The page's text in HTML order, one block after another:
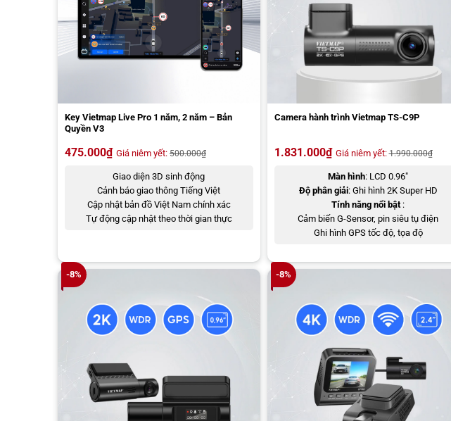
Key Vietmap Live Pro 1 năm, 2 năm – Bản
Quyền V3
475.000₫ Giá niêm yết: 500.000₫
Giao diện 3D sinh động
Cảnh báo giao thông Tiếng Việt
Cập nhật bản đồ Việt Nam chính xác
Tự động cập nhật theo thời gian thực
Camera hành trình Vietmap TS-C9P
1.831.000₫ Giá niêm yết:1.990.000₫
Màn hình: LCD 0.96″
Độ phân giải: Ghi hình 2K Super HD
Tính năng nổi bật:
Cảm biến G-Sensor, pin siêu tụ điện
Ghi hình GPS tốc độ, tọa độ
-8% -8%